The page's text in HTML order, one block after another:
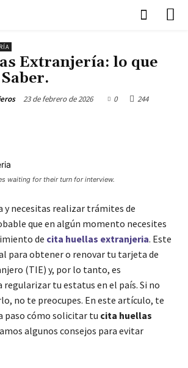
Extranjería: lo que
23 de febrero de 2026 0 244
waiting for their turn for interview.
y necesitas realizar trámites de
que en algún momento necesites
de cita huellas extranjeria. Este
para obtener o renovar tu tarjeta de
(TIE) y, por lo tanto, es
tu estatus en el país. Si no
no te preocupes. En este artículo, te
paso cómo solicitar tu cita huellas
algunos consejos para evitar